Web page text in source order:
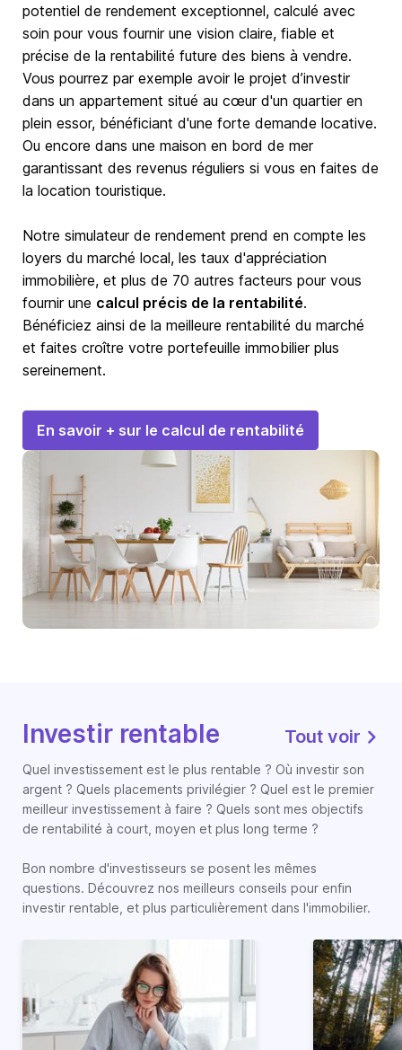
potentiel de rendement exceptionnel, calculé avec
soin pour vous fournir une vision claire, fiable et
précise de la rentabilité future des biens à vendre.
Vous pourrez par exemple avoir le projet d’investir
dans un appartement situé au cœur d'un quartier en
plein essor, bénéficiant d'une forte demande locative.
Ou encore dans une maison en bord de mer
garantissant des revenus réguliers si vous en faites de
la location touristique.
Notre simulateur de rendement prend en compte les
loyers du marché local, les taux d'appréciation
immobilière, et plus de 70 autres facteurs pour vous
fournir une calcul précis de la rentabilité.
Bénéficiez ainsi de la meilleure rentabilité du marché
et faites croître votre portefeuille immobilier plus
sereinement.
En savoir + sur le calcul de rentabilité
Investir rentable Tout voir
Quel investissement est le plus rentable ? Où investir son
argent ? Quels placements privilégier ? Quel est le premier
meilleur investissement à faire ? Quels sont mes objectifs
de rentabilité à court, moyen et plus long terme ?
Bon nombre d'investisseurs se posent les mêmes
questions. Découvrez nos meilleurs conseils pour enfin
investir rentable, et plus particulièrement dans l'immobilier.